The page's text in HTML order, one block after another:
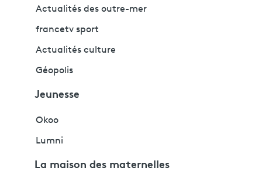
Actualités des outre-mer
francetv sport
Actualités culture
Géopolis
Jeunesse
Okoo
Lumni
La maison des maternelles